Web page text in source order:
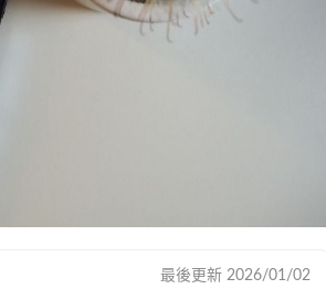
最後更新 2026/01/02